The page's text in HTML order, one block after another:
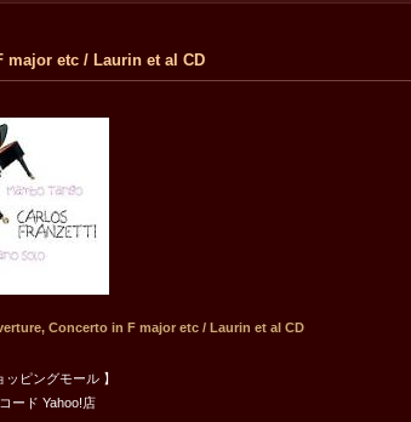
major etc / Laurin et al CD
Concerto in F major etc / Laurin et al CD
ッピングモール 】
ード Yahoo!店